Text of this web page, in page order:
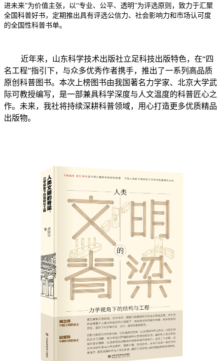
进未来”为价值主张，以“专业、公平、透明”为评选原则，致力于汇聚
全国科普好书，定期推出具有评选公信力、社会影响力和市场认可度
的全国性科普书单。
近年来，山东科学技术出版社立足科技出版特色，在“四
名工程”指引下，与众多优秀作者携手，推出了一系列高品质
原创科普图书。本次上榜图书由我国著名力学家、北京大学武
际可教授编写，是一部兼具科学深度与人文温度的科普匠心之
作。未来，我社将持续深耕科普领域，用心打造更多优质精品
出版物。